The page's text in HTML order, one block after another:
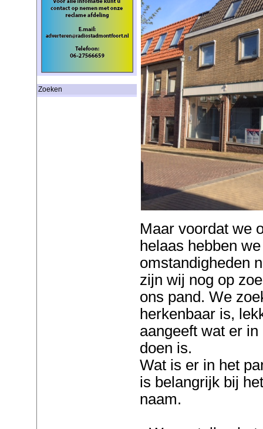
Zoeken
Maar voordat we
helaas hebben
omstandigheden
zijn wij nog op
ons pand. We
herkenbaar is,
aangeeft wat er
doen is.
Wat is er in het
is belangrijk bij
naam.